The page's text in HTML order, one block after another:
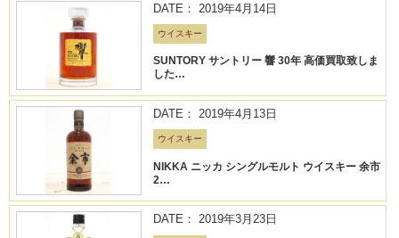
DATE： 2019年4月14日
ウイスキー
SUNTORY サントリー 響 30年 高価買取致しま
した…
DATE： 2019年4月13日
ウイスキー
NIKKA ニッカ シングルモルト ウイスキー 余市
2…
DATE： 2019年3月23日